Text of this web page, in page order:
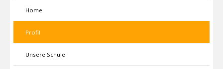
Home
Profil
Unsere Schule